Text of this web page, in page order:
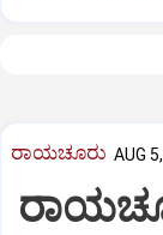
ರಾಯಚೂರು AUG